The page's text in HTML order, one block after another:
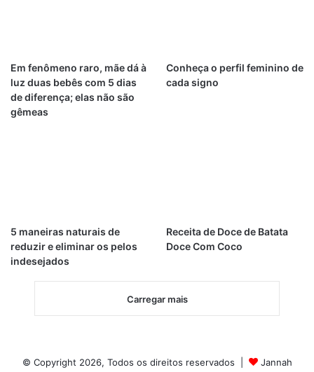
Em fenômeno raro, mãe dá à
luz duas bebês com 5 dias
de diferença; elas não são
gêmeas
Conheça o perfil feminino de
cada signo
5 maneiras naturais de
reduzir e eliminar os pelos
indesejados
Receita de Doce de Batata
Doce Com Coco
Carregar mais
© Copyright 2026, Todos os direitos reservados | Jannah